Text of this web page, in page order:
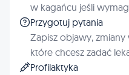
w kagańcu jeśli
Przygotuj pytania
Zapisz objawy,
które chcesz zadać
Profilaktyka